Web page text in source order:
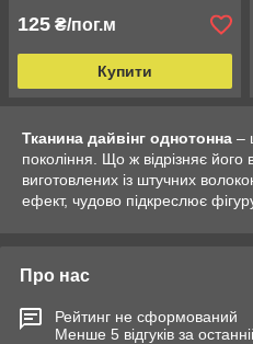
125 ₴/пог.м
Купити
Тканина дайвінг однотонна –
покоління. Що ж відрізняє його
виготовлених із штучних
ефект, чудово підкреслює
Про нас
Рейтинг не сформований
Менше 5 відгуків за